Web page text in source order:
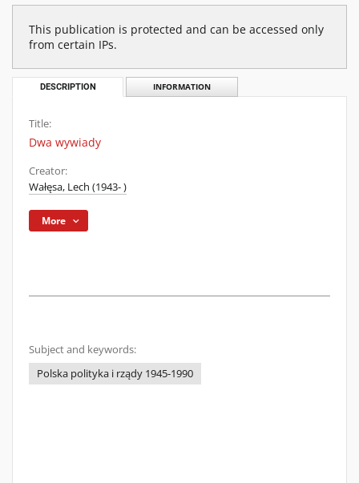
This publication is protected and can be accessed only
from certain IPs.
DESCRIPTION INFORMATION
Title:
Dwa wywiady
Creator:
Wałęsa, Lech (1943- )
More
Subject and keywords:
Polska polityka i rządy 1945-1990